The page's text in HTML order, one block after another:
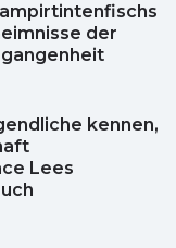
der
kennen,
Lees